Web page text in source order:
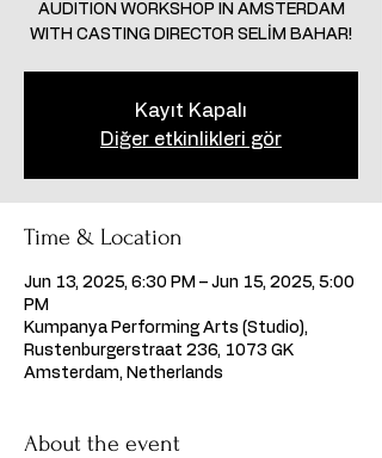
AUDITION WORKSHOP IN AMSTERDAM
WITH CASTING DIRECTOR SELİM BAHAR!
Kayıt Kapalı
Diğer etkinlikleri gör
Time & Location
Jun 13, 2025, 6:30 PM – Jun 15, 2025, 5:00
PM
Kumpanya Performing Arts (Studio),
Rustenburgerstraat 236, 1073 GK
Amsterdam, Netherlands
About the event